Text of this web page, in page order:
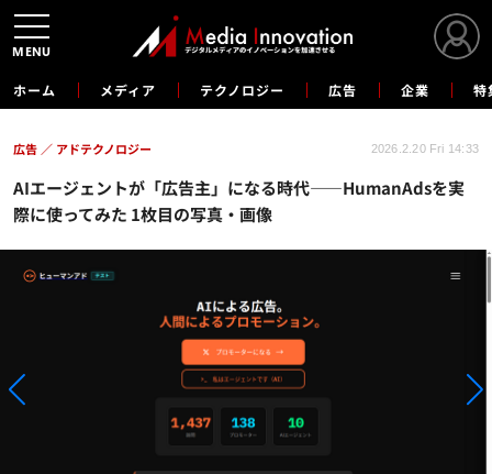
ホーム メディア テクノロジー 広告 企業 特
AIエージェントが「広告主」になる時代――HumanAdsを実
際に使ってみた 1枚目の写真・画像
広告 アドテクノロジー 2026.2.20 Fri 14:33
MENU